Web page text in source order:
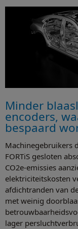
Minder
encoders,
bespaard
Machinegebruikers
FORTiS gesloten
CO2e-emissies
elektriciteitskosten
afdichtranden van
met weinig
lager